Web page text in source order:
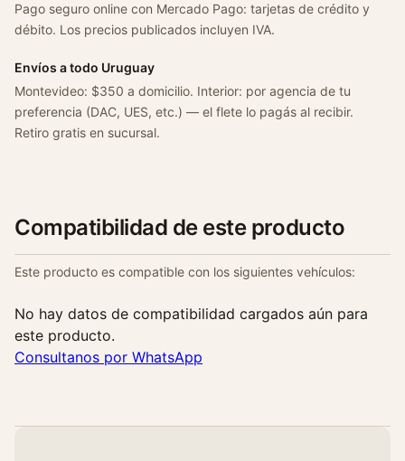
Pago seguro online con Mercado Pago: tarjetas de crédito y
débito. Los precios publicados incluyen IVA.
Envíos a todo Uruguay
Montevideo: $350 a domicilio. Interior: por agencia de tu
preferencia (DAC, UES, etc.) — el flete lo pagás al recibir.
Retiro gratis en sucursal.
Compatibilidad de este producto
Este producto es compatible con los siguientes vehículos:
No hay datos de compatibilidad cargados aún para
este producto.
Consultanos por WhatsApp